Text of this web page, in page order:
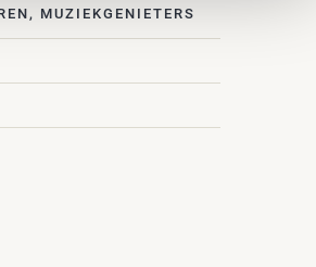
MUZIEKGENIETERS